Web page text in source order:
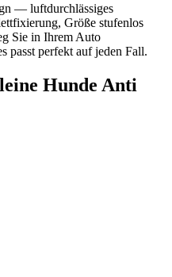
— luftdurchlässiges
Größe stufenlos
Sie in Ihrem Auto
passt perfekt auf jeden Fall.
Hunde Anti